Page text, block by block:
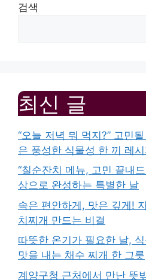
검색
최신 글
“오늘 저녁 뭐 먹지?” 고민
은 풍성한 식물성 한 끼 레시
“칠순잔치 메뉴, 고민 끝내
상으로 완성하는 특별한 날
속은 편안하게, 맛은 깊게!
치찌개 만드는 비결
따뜻한 온기가 필요한 날,
맛을 내는 채수 찌개 한 그릇
계양구청 근처에서 만난 뜻